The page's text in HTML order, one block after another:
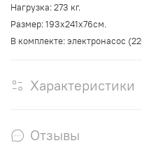
Нагрузка: 273 кг.
Размер: 193x241x76см.
В комплекте: электронасос
Характеристики
Отзывы